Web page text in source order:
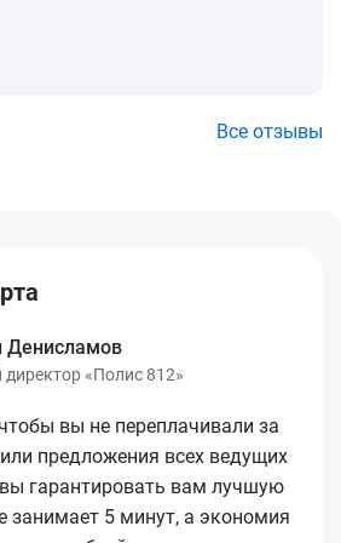
Все отзывы
Денисламов
«Полис 812»
вы не переплачивали за
предложения всех ведущих
гарантировать вам лучшую
занимает 5 минут, а экономия